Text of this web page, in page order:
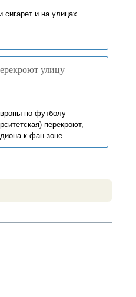
сигарет и на улицах
улицу
по футболу
перекроют,
к фан-зоне....